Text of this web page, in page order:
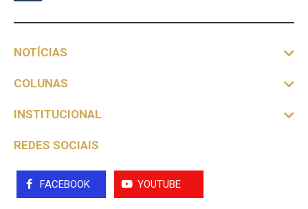
NOTÍCIAS
COLUNAS
INSTITUCIONAL
REDES SOCIAIS
FACEBOOK YOUTUBE